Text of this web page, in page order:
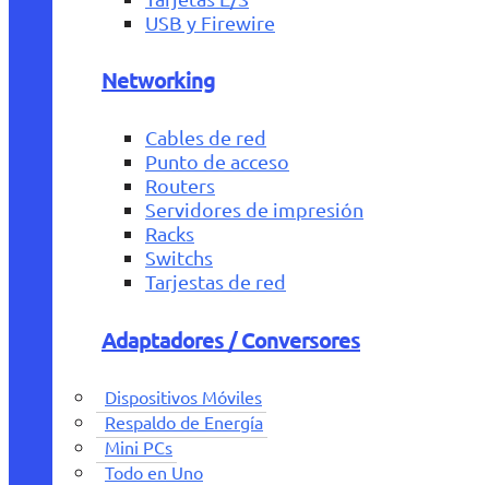
USB y Firewire
Networking
Cables de red
Punto de acceso
Routers
Servidores de impresión
Racks
Switchs
Tarjestas de red
Adaptadores / Conversores
Dispositivos Móviles
Respaldo de Energía
Mini PCs
Todo en Uno